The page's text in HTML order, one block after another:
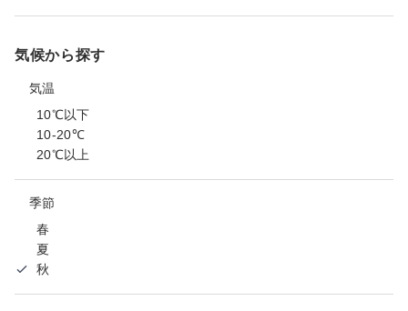
気候から探す
気温
10℃以下
10-20℃
20℃以上
季節
春
夏
秋